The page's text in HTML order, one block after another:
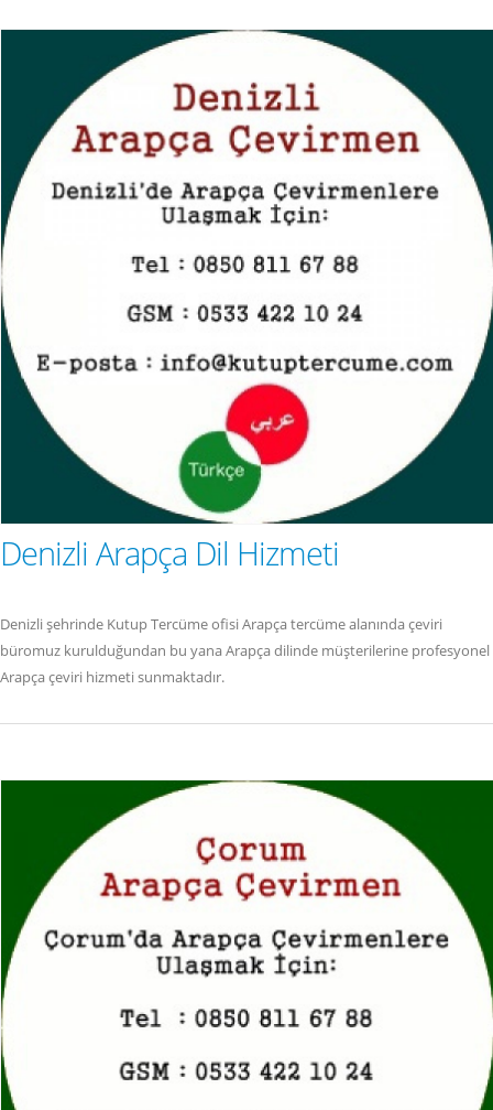
Denizli Arapça Dil Hizmeti
Denizli şehrinde Kutup Tercüme ofisi Arapça tercüme alanında çeviri
büromuz kurulduğundan bu yana Arapça dilinde müşterilerine profesyonel
Arapça çeviri hizmeti sunmaktadır.